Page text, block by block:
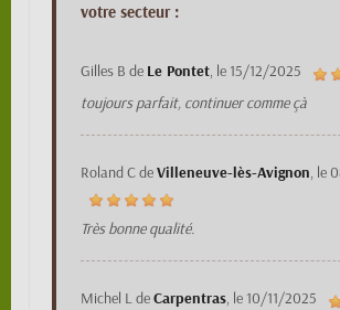
votre secteur :
Gilles B de Le Pontet, le 15/12/2025
toujours parfait, continuer comme çà
Roland CdeVilleneuve-lès-Avignon, le
Très bonne qualité.
Michel LdeCarpentras, le 10/11/2025